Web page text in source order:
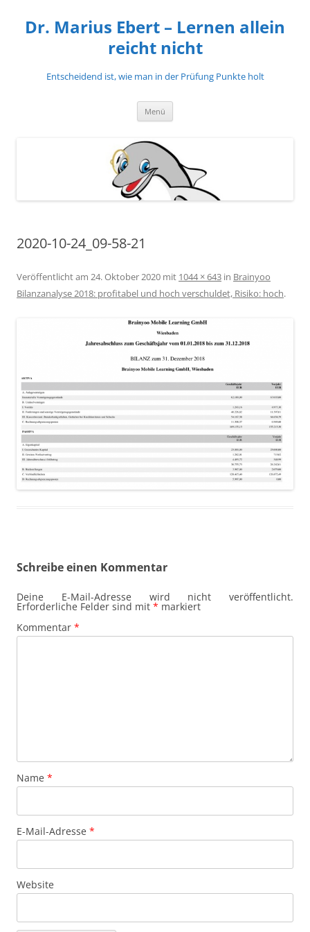
springen
Dr. Marius Ebert – Lernen allein
reicht nicht
Entscheidend ist, wie man in der Prüfung Punkte holt
Menü
2020-10-24_09-58-21
Veröffentlicht am 24. Oktober 2020 mit 1044 × 643 in Brainyoo
Bilanzanalyse 2018: profitabel und hoch verschuldet, Risiko: hoch.
Schreibe einen Kommentar
Deine E-Mail-Adresse wird nicht veröffentlicht.
Erforderliche Felder sind mit * markiert
Kommentar *
Name *
E-Mail-Adresse *
Website